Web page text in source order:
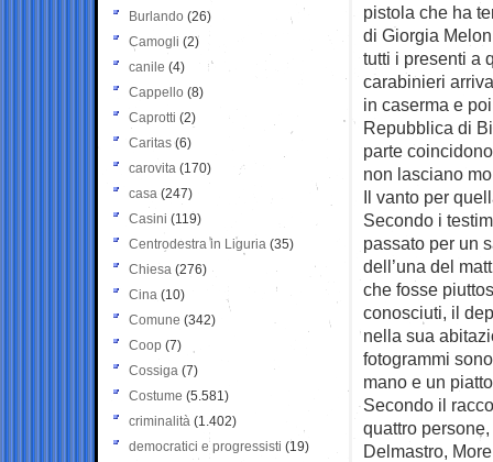
pistola che ha
di Giorgia
tutti i presenti a
carabinieri
in caserma e
Repubblica di
parte
non lasciano
Il vanto per
Secondo i
passato per un
dell’una del
che fosse
conosciuti, il
nella sua
fotogrammi
mano e un
Secondo il
quattro
Delmastro,
Burlando (26)
Camogli (2)
canile (4)
Cappello (8)
Caprotti (2)
Caritas (6)
carovita (170)
casa (247)
Casini (119)
Centrodestra in Liguria (35)
Chiesa (276)
Cina (10)
Comune (342)
Coop (7)
Cossiga (7)
Costume (5.581)
criminalità (1.402)
democratici e progressisti (19)